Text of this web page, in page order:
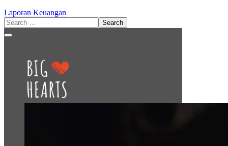
Laporan Keuangan